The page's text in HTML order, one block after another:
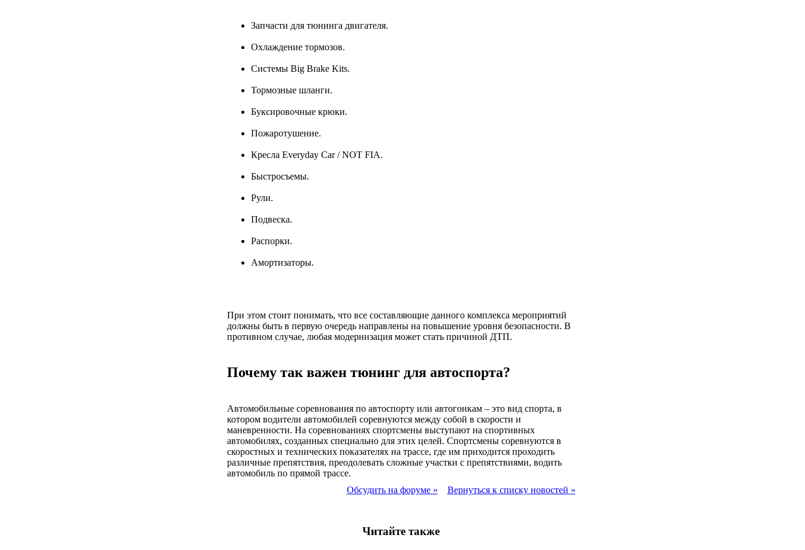
Запчасти для тюнинга двигателя.
Охлаждение тормозов.
Системы Big Brake Kits.
Тормозные шланги.
Буксировочные крюки.
Пожаротушение.
Кресла Everyday Car / NOT FIA.
Быстросъемы.
Рули.
Подвеска.
Распорки.
Амортизаторы.
При этом стоит понимать, что все составляющие данного комплекса мероприятий
должны быть в первую очередь направлены на повышение уровня безопасности. В
противном случае, любая модернизация может стать причиной ДТП.
Почему так важен тюнинг для автоспорта?
Автомобильные соревнования по автоспорту или автогонкам – это вид спорта, в
котором водители автомобилей соревнуются между собой в скорости и
маневренности. На соревнованиях спортсмены выступают на спортивных
автомобилях, созданных специально для этих целей. Спортсмены соревнуются в
скоростных и технических показателях на трассе, где им приходится проходить
различные препятствия, преодолевать сложные участки с препятствиями, водить
автомобиль по прямой трассе.
Обсудить на форуме »
Вернуться к списку новостей »
Читайте также